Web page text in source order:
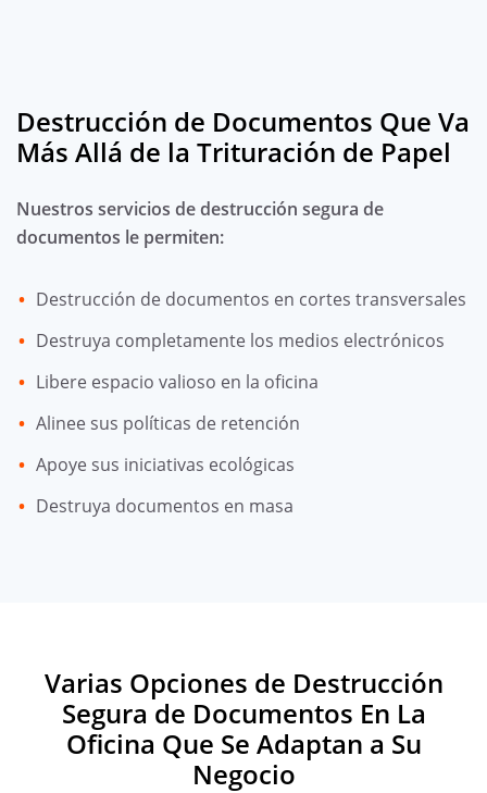
Destrucción de Documentos Que Va
Más Allá de la Trituración de Papel
Nuestros servicios de destrucción segura de
documentos le permiten:
Destrucción de documentos en cortes transversales
Destruya completamente los medios electrónicos
Libere espacio valioso en la oficina
Alinee sus políticas de retención
Apoye sus iniciativas ecológicas
Destruya documentos en masa
Varias Opciones de Destrucción
Segura de Documentos En La
Oficina Que Se Adaptan a Su
Negocio